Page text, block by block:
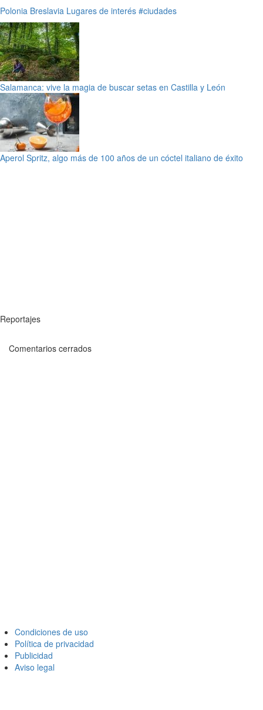
Polonia Breslavia Lugares de interés #ciudades
Salamanca: vive la magia de buscar setas en Castilla y León
Aperol Spritz, algo más de 100 años de un cóctel italiano de éxito
Reportajes
Comentarios cerrados
Condiciones de uso
Política de privacidad
Publicidad
Aviso legal